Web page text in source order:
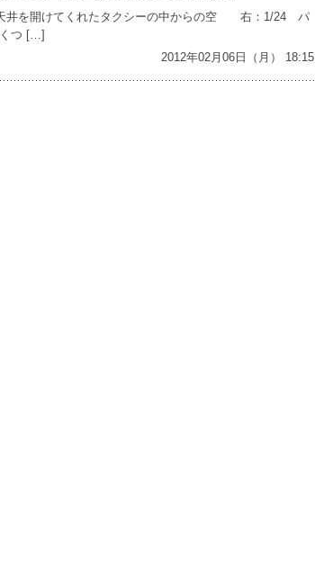
を開けてくれたタクシーの中からの空 右：1/24 パ
つ […]
2012年02月06日（月） 18:15